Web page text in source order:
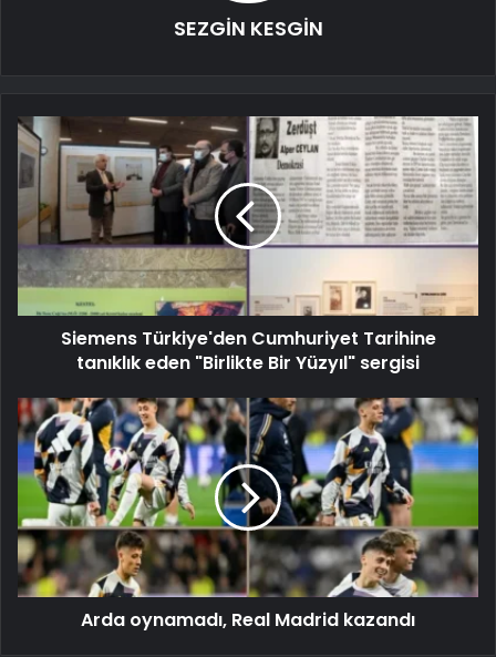
SEZGİN KESGİN
Siemens Türkiye'den Cumhuriyet Tarihine
tanıklık eden "Birlikte Bir Yüzyıl" sergisi
Arda oynamadı, Real Madrid kazandı